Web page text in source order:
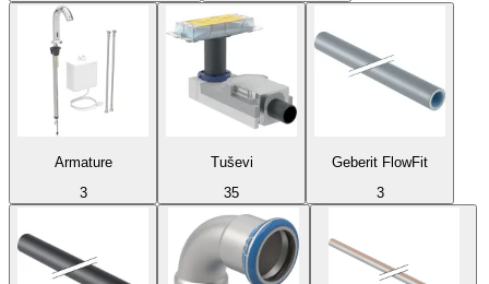
Armature
3
Tuševi
35
Geberit FlowFit
3